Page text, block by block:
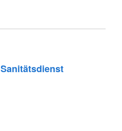
Sanitätsdienst